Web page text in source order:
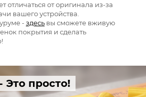
отличаться от оригинала из-за
вашего устройства.
-здесь вы сможете вживую
покрытия и сделать
Это просто!